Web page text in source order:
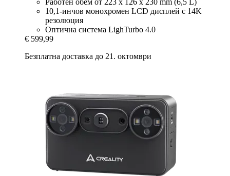
Работен обем от 223 x 126 x 230 mm (6,5 L)
10,1-инчов монохромен LCD дисплей с 14K
резолюция
Оптична система LighTurbo 4.0
€ 599,99
Безплатна доставка до 21. октомври